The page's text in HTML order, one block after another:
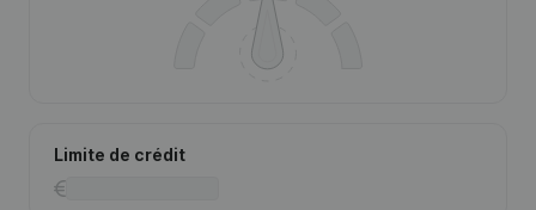
Limite de crédit